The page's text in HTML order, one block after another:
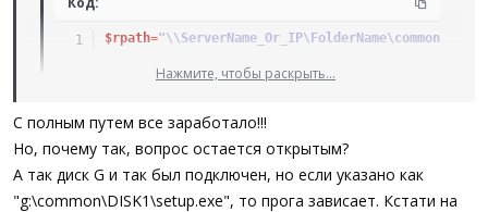
$rpath=
Код:
DriveMapAdd ("g:", "\\ServerName_Or_IP\FolderName"
Нажмите, чтобы раскрыть...
С полным путем все заработало!!!
Но, почему так, вопрос остается открытым?
А так диск G и так был подключен, но если указано как
"g:\common\DISK1\setup.exe", то прога зависает. Кстати на